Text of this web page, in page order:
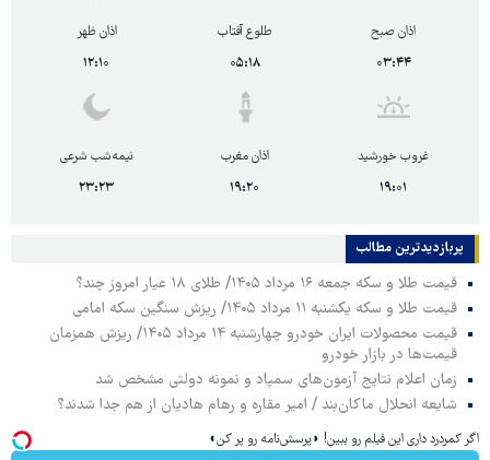
اذان صبح
۰۳:۴۴
طلوع آفتاب
۰۵:۱۸
اذان ظهر
۱۲:۱۰
غروب خورشید
۱۹:۰۱
اذان مغرب
۱۹:۲۰
نیمه‌شب شرعی
۲۳:۲۳
پربازدیدترین‌ مطالب
قیمت طلا و سکه جمعه ۱۶ مرداد ۱۴۰۵/ طلای ۱۸ عیار امروز چند؟
قیمت طلا و سکه یکشنبه ۱۱ مرداد ۱۴۰۵/ ریزش سنگین سکه امامی
قیمت محصولات ایران خودرو چهارشنبه ۱۴ مرداد ۱۴۰۵/ ریزش همزمان
قیمت‌ها در بازار خودرو
زمان اعلام نتایج آزمون‌های سمپاد و نمونه دولتی مشخص شد
شایعه انحلال ماکان‌بند / امیر مقاره و رهام هادیان از هم جدا شدند؟
اگر کمردرد داری این فیلم رو ببین! ◗پرسش‌نامه رو پر کن◖